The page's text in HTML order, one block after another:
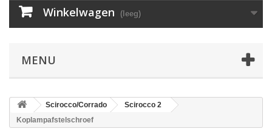
Winkelwagen (leeg)
MENU
Scirocco/Corrado
Scirocco 2
Koplampafstelschroef